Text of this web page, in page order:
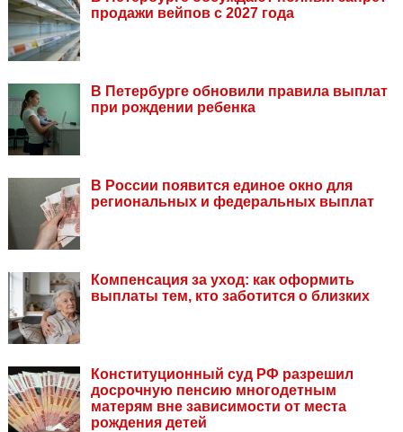
продажи вейпов с 2027 года
В Петербурге обновили правила выплат
при рождении ребенка
В России появится единое окно для
региональных и федеральных выплат
Компенсация за уход: как оформить
выплаты тем, кто заботится о близких
Конституционный суд РФ разрешил
досрочную пенсию многодетным
матерям вне зависимости от места
рождения детей